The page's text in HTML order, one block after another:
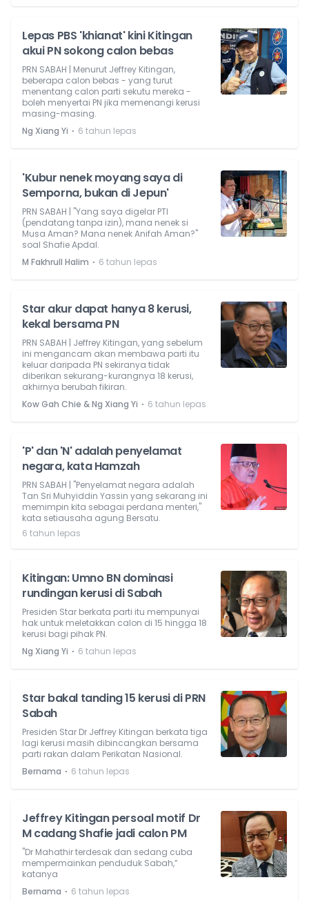
Lepas PBS 'khianat' kini Kitingan
akui PN sokong calon bebas
PRN SABAH | Menurut Jeffrey Kitingan,
beberapa calon bebas - yang turut
menentang calon parti sekutu mereka -
boleh menyertai PN jika memenangi kerusi
masing-masing.
Ng Xiang Yi ⋅ 6 tahun lepas
'Kubur nenek moyang saya di
Semporna, bukan di Jepun'
PRN SABAH | "Yang saya digelar PTI
(pendatang tanpa izin), mana nenek si
Musa Aman? Mana nenek Anifah Aman?"
soal Shafie Apdal.
M Fakhrull Halim ⋅ 6 tahun lepas
Star akur dapat hanya 8 kerusi,
kekal bersama PN
PRN SABAH | Jeffrey Kitingan, yang sebelum
ini mengancam akan membawa parti itu
keluar daripada PN sekiranya tidak
diberikan sekurang-kurangnya 18 kerusi,
akhirnya berubah fikiran.
Kow Gah Chie & Ng Xiang Yi ⋅ 6 tahun lepas
'P' dan 'N' adalah penyelamat
negara, kata Hamzah
PRN SABAH | "Penyelamat negara adalah
Tan Sri Muhyiddin Yassin yang sekarang ini
memimpin kita sebagai perdana menteri,"
kata setiausaha agung Bersatu.
6 tahun lepas
Kitingan: Umno BN dominasi
rundingan kerusi di Sabah
Presiden Star berkata parti itu mempunyai
hak untuk meletakkan calon di 15 hingga 18
kerusi bagi pihak PN.
Ng Xiang Yi ⋅ 6 tahun lepas
Star bakal tanding 15 kerusi di PRN
Sabah
Presiden Star Dr Jeffrey Kitingan berkata tiga
lagi kerusi masih dibincangkan bersama
parti rakan dalam Perikatan Nasional.
Bernama ⋅ 6 tahun lepas
Jeffrey Kitingan persoal motif Dr
M cadang Shafie jadi calon PM
"Dr Mahathir terdesak dan sedang cuba
mempermainkan penduduk Sabah,”
katanya
Bernama ⋅ 6 tahun lepas